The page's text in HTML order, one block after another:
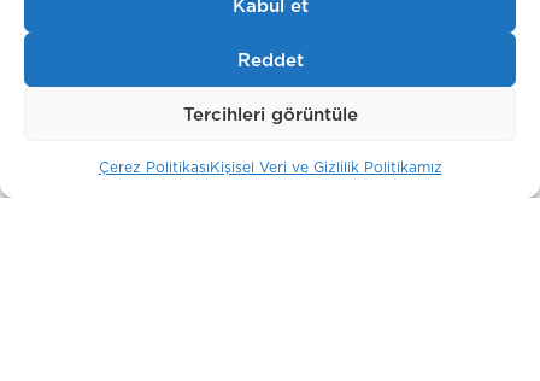
Reddet
Tercihleri görüntüle
Çerez PolitikasıKişisel Veri ve Gizlilik Politikamız
Londra / İngiltere